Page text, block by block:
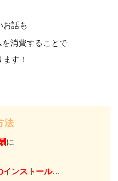
お話も
消費することで
す！
法
に
インストール…